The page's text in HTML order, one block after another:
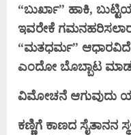
“ಬುರ್ಖಾ” ಹಾಕಿ,
ಇವರೇಕೆ
“ಮತಧರ್ಮ”
ಎಂದೋ ಬೊಬ್ಬಾಟ
ವಿಮೋಚನೆ ಆಗುವುದು
ಕಣ್ಣಿಗೆ ಕಾಣದ ಸೈತಾನನ